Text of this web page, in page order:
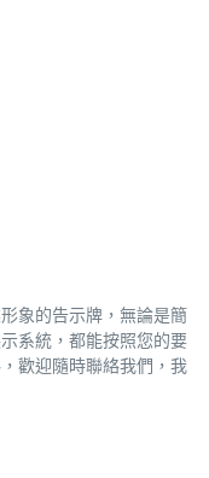
象的告示牌，無論是簡
系統，都能按照您的要
歡迎隨時聯絡我們，我